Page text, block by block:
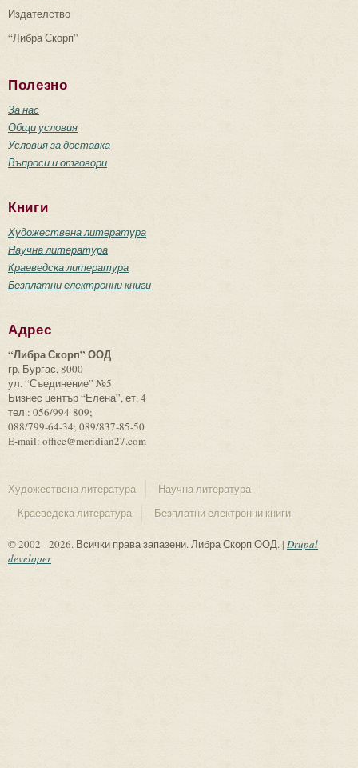
Издателство
“Либра Скорп”
Полезно
За нас
Общи условия
Условия за доставка
Въпроси и отговори
Книги
Художествена литература
Научна литература
Краеведска литература
Безплатни електронни книги
Адрес
“Либра Скорп” ООД
гр. Бургас, 8000
ул. “Съединение” №5
Бизнес център “Елена”, ет. 4
тел.: 056/994-809;
088/799-64-34; 089/837-85-50
E-mail: office@meridian27.com
Художествена литература
Научна литература
Краеведска литература
Безплатни електронни книги
© 2002 - 2026. Всички права запазени. Либра Скорп ООД. | Drupal
developer